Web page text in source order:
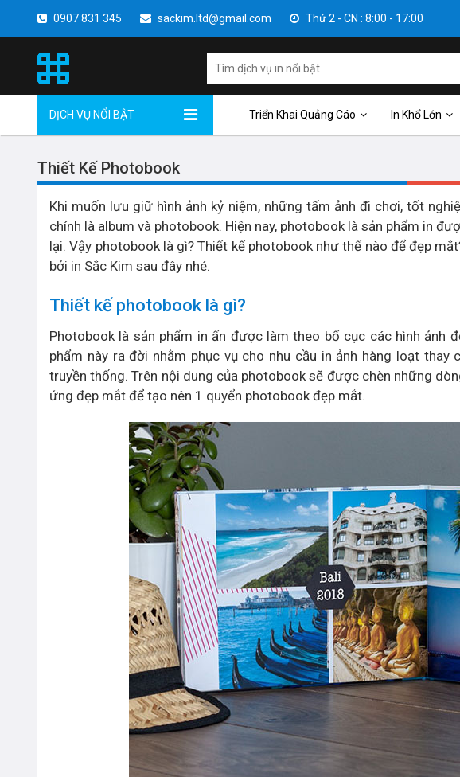
0907 831 345 sackim.ltd@gmail.com Thứ 2 - CN : 8:00 - 17:00
DỊCH VỤ NỔI BẬT Triển Khai Quảng Cáo In Khổ Lớn
Thiết Kế Photobook
Khi muốn lưu giữ hình ảnh kỷ niệm, những tấm ảnh đi chơi, tốt
chính là album và photobook. Hiện nay, photobook là sản phẩm in
lại. Vậy photobook là gì? Thiết kế photobook như thế nào để đẹp
bởi in Sắc Kim sau đây nhé.
Thiết kế photobook là gì?
Photobook là sản phẩm in ấn được làm theo bố cục các hình ảnh
phẩm này ra đời nhằm phục vụ cho nhu cầu in ảnh hàng loạt
truyền thống. Trên nội dung của photobook sẽ được chèn những
ứng đẹp mắt để tạo nên 1 quyển photobook đẹp mắt.